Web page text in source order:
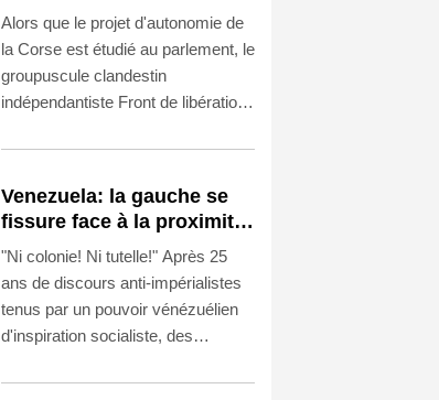
l'autonomie et menace les
"envahisseurs" venant
Alors que le projet d'autonomie de
la Corse est étudié au parlement, le
groupuscule clandestin
indépendantiste Front de libération
Combattants (FLNC-UC) l'a
soutiens, menaçant également les
"envahisseurs" non-corses sur l'île.
Venezuela: la gauche se
fissure face à la proximité
avec les Etats-Unis
"Ni colonie! Ni tutelle!" Après 25
ans de discours anti-impérialistes
tenus par un pouvoir vénézuélien
d'inspiration socialiste, des
changement de cap, Caracas